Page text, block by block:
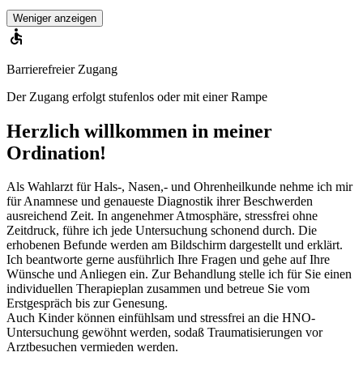
Weniger anzeigen
Barrierefreier Zugang
Der Zugang erfolgt stufenlos oder mit einer Rampe
Herzlich willkommen in meiner
Ordination!
Als Wahlarzt für Hals-, Nasen,- und Ohrenheilkunde nehme ich mir
für Anamnese und genaueste Diagnostik ihrer Beschwerden
ausreichend Zeit. In angenehmer Atmosphäre, stressfrei ohne
Zeitdruck, führe ich jede Untersuchung schonend durch. Die
erhobenen Befunde werden am Bildschirm dargestellt und erklärt.
Ich beantworte gerne ausführlich Ihre Fragen und gehe auf Ihre
Wünsche und Anliegen ein. Zur Behandlung stelle ich für Sie einen
individuellen Therapieplan zusammen und betreue Sie vom
Erstgespräch bis zur Genesung.
Auch Kinder können einfühlsam und stressfrei an die HNO-
Untersuchung gewöhnt werden, sodaß Traumatisierungen vor
Arztbesuchen vermieden werden.